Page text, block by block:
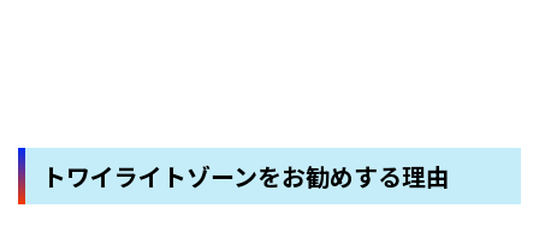
トワイライトゾーンをお勧めする理由